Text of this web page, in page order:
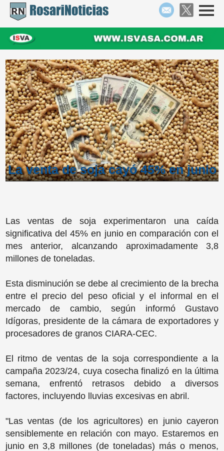
La venta de soja cayó 45% en junio
Las ventas de soja experimentaron una caída
significativa del 45% en junio en comparación con el
mes anterior, alcanzando aproximadamente 3,8
millones de toneladas.
Esta disminución se debe al crecimiento de la brecha
entre el precio del peso oficial y el informal en el
mercado de cambio, según informó Gustavo
Idígoras, presidente de la cámara de exportadores y
procesadores de granos CIARA-CEC.
El ritmo de ventas de la soja correspondiente a la
campaña 2023/24, cuya cosecha finalizó en la última
semana, enfrentó retrasos debido a diversos
factores, incluyendo lluvias excesivas en abril.
"Las ventas (de los agricultores) en junio cayeron
sensiblemente en relación con mayo. Estaremos en
junio en 3,8 millones (de toneladas) más o menos,